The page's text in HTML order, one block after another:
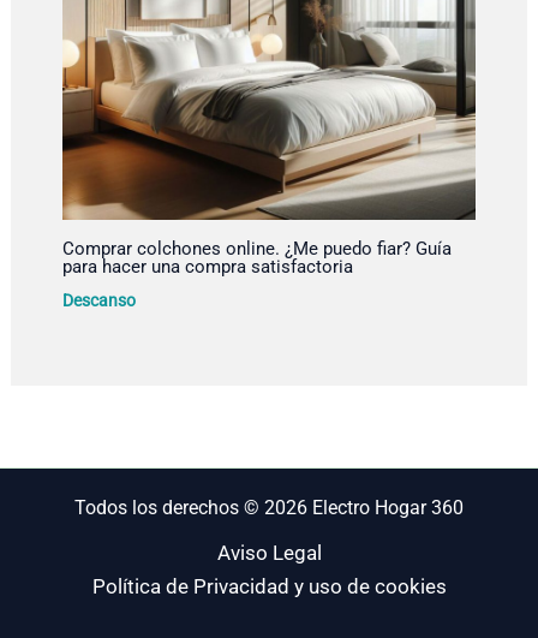
Comprar colchones online. ¿Me puedo fiar? Guía
para hacer una compra satisfactoria
Descanso
Todos los derechos © 2026 Electro Hogar 360
Aviso Legal
Política de Privacidad y uso de cookies